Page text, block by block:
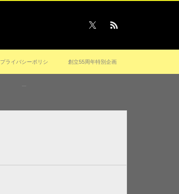
プライバシーポリシ 創立55周年特別企画